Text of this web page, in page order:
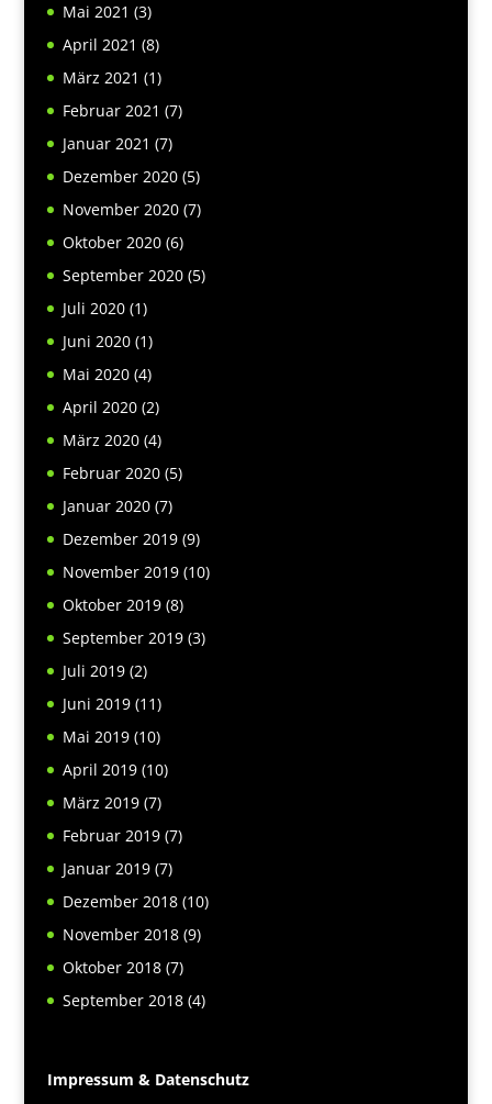
Mai 2021 (3)
April 2021 (8)
März 2021 (1)
Februar 2021 (7)
Januar 2021 (7)
Dezember 2020(5)
November 2020(7)
Oktober 2020(6)
September 2020(5)
Juli 2020(1)
Juni 2020(1)
Mai 2020(4)
April 2020(2)
März 2020(4)
Februar 2020(5)
Januar 2020(7)
Dezember 2019(9)
November 2019(10)
Oktober 2019(8)
September 2019(3)
Juli 2019(2)
Juni 2019(11)
Mai 2019(10)
April 2019(10)
März 2019(7)
Februar 2019(7)
Januar 2019(7)
Dezember 2018(10)
November 2018(9)
Oktober 2018(7)
September 2018(4)
Impressum & Datenschutz